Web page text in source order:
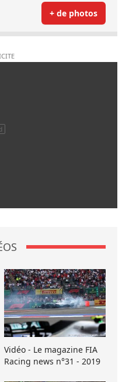
+ de photos
Vidéo - Le magazine FIA
Racing news n°31 - 2019